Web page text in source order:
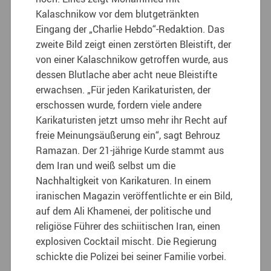
Kalaschnikow vor dem blutgetränkten
Eingang der „Charlie Hebdo“-Redaktion. Das
zweite Bild zeigt einen zerstörten Bleistift, der
von einer Kalaschnikow getroffen wurde, aus
dessen Blutlache aber acht neue Bleistifte
erwachsen. „Für jeden Karikaturisten, der
erschossen wurde, fordern viele andere
Karikaturisten jetzt umso mehr ihr Recht auf
freie Meinungsäußerung ein“, sagt Behrouz
Ramazan. Der 21-jährige Kurde stammt aus
dem Iran und weiß selbst um die
Nachhaltigkeit von Karikaturen. In einem
iranischen Magazin veröffentlichte er ein Bild,
auf dem Ali Khamenei, der politische und
religiöse Führer des schiitischen Iran, einen
explosiven Cocktail mischt. Die Regierung
schickte die Polizei bei seiner Familie vorbei.